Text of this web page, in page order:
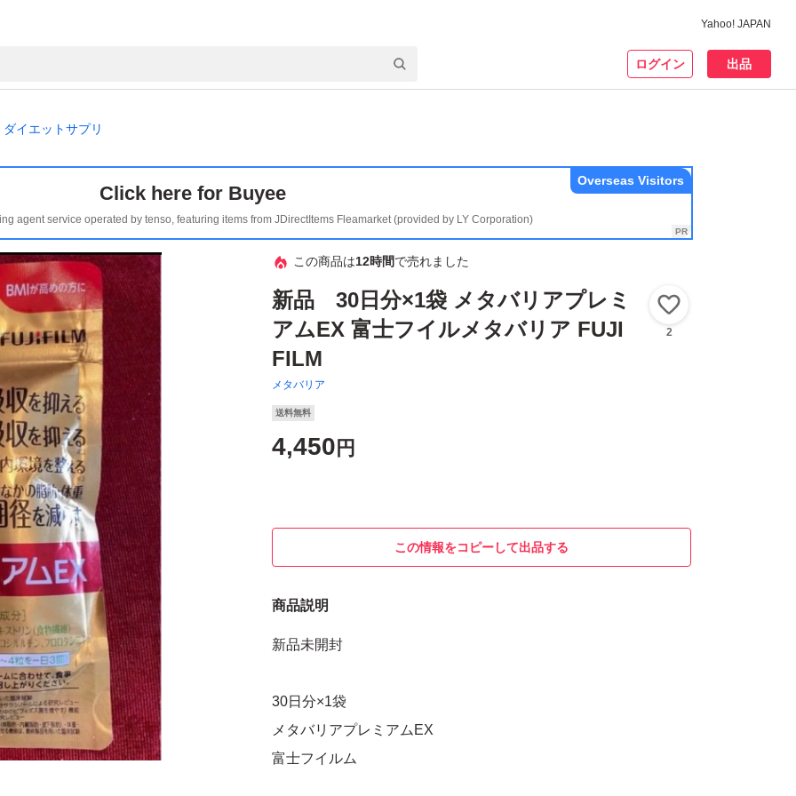
Yahoo! JAPAN
ログイン 出品
ダイエットサプリ
Click here for Buyee
agent service operated by tenso, featuring items from JDirectItems Fleamarket (provided by LY Corporation)
Overseas Visitors
この商品は12時間で売れました
新品 30日分×1袋 メタバリアプレミ
アムEX 富士フイルメタバリア FUJI
FILM
メタバリア
2
送料無料
4,450 円
この情報をコピーして出品する
商品説明
新品未開封
30日分×1袋
メタバリアプレミアムEX
富士フイルム